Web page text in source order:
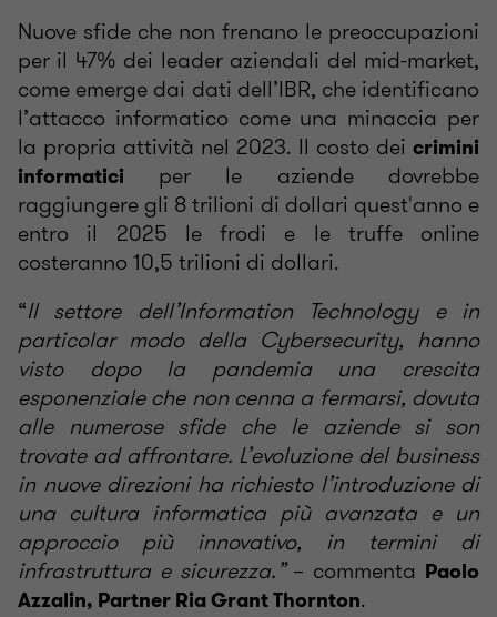
Nuove sfide che non frenano le preoccupazioni
per il 47% dei leader aziendali del mid-market,
come emerge dai dati dell’IBR, che identificano
l’attacco informatico come una minaccia per
la propria attività nel 2023. Il costo dei crimini
informatici per le aziende dovrebbe
raggiungere gli 8 trilioni di dollari quest'anno e
entro il 2025 le frodi e le truffe online
costeranno 10,5 trilioni di dollari.
“Il settore dell’Information Technology e in
particolar modo della Cybersecurity, hanno
visto dopo la pandemia una crescita
esponenziale che non cenna a fermarsi, dovuta
alle numerose sfide che le aziende si son
trovate ad affrontare. L’evoluzione del business
in nuove direzioni ha richiesto l’introduzione di
una cultura informatica più avanzata e un
approccio più innovativo, in termini di
infrastruttura e sicurezza.”– commenta Paolo
Azzalin, Partner Ria Grant Thornton.